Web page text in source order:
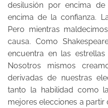
a
d
e
a
e
n
t
desilusión por encima
encima de la confianza.
Pero mientras
causa. Como
encuentra en las
Nosotros mismos
derivadas de nuestras
tanto la habilidad como
mejores elecciones a